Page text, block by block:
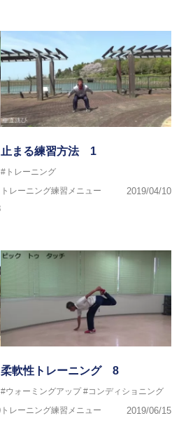
止まる練習方法 1
#トレーニング
トレーニング練習メニュー
2019/04/10
柔軟性トレーニング 8
#ウォーミングアップ #コンディショニング
トレーニング練習メニュー
2019/06/15